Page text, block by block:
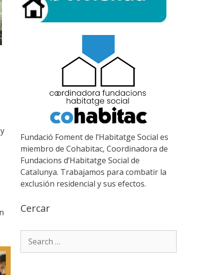
Fundació Foment de l’Habitatge Social es
miembro de Cohabitac, Coordinadora de
Fundacions d’Habitatge Social de
Catalunya. Trabajamos para combatir la
exclusión residencial y sus efectos.
Cercar